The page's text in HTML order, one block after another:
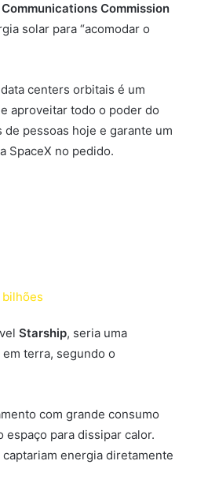
Commission
solar para “acomodar o
centers orbitais é um
aproveitar todo o poder do
pessoas hoje e garante um
SpaceX no pedido.
bilhões
Starship, seria uma
terra, segundo o
com grande consumo
para dissipar calor.
energia diretamente